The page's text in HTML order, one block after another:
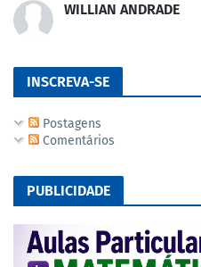
WILLIAN ANDRADE
INSCREVA-SE
Postagens
Comentários
PUBLICIDADE